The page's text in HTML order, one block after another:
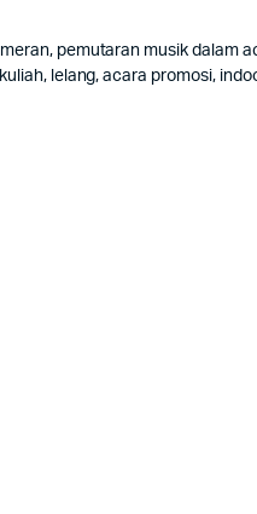
pemutaran musik dalam
lelang, acara promosi,